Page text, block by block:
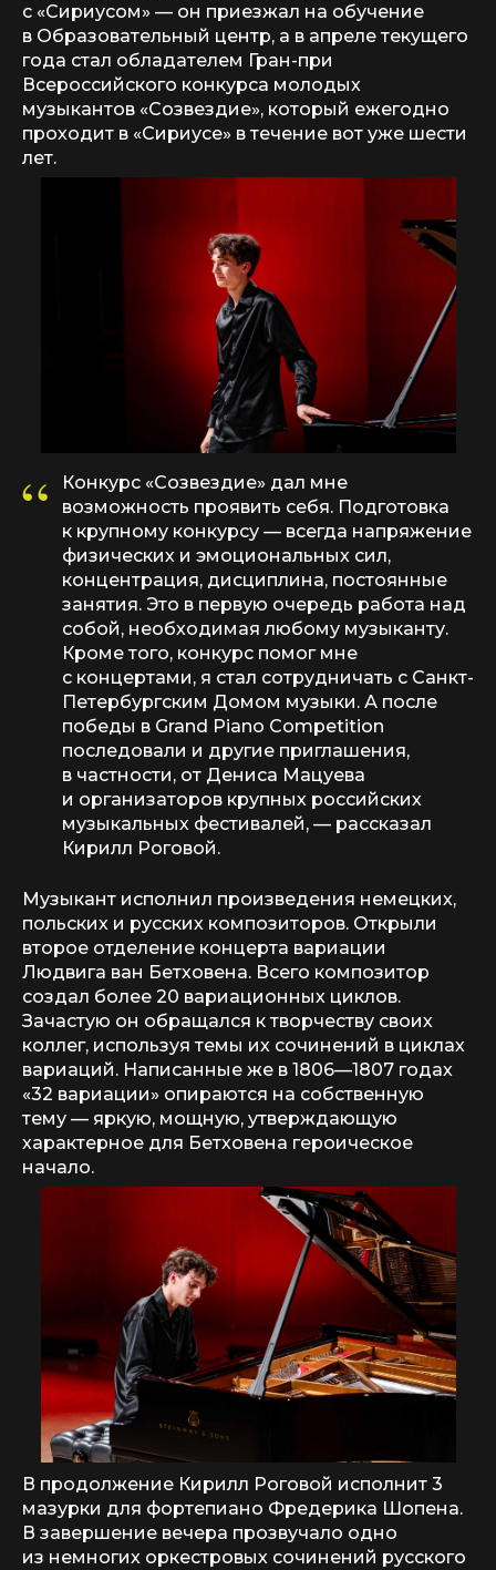
с «Сириусом» — он приезжал на обучение
в Образовательный центр, а в апреле текущего
года стал обладателем Гран-при
Всероссийского конкурса молодых
музыкантов «Созвездие», который ежегодно
проходит в «Сириусе» в течение вот уже шести
лет.
“
Конкурс «Созвездие» дал мне
возможность проявить себя. Подготовка
к крупному конкурсу — всегда напряжение
физических и эмоциональных сил,
концентрация, дисциплина, постоянные
занятия. Это в первую очередь работа над
собой, необходимая любому музыканту.
Кроме того, конкурс помог мне
с концертами, я стал сотрудничать с Санкт-
Петербургским Домом музыки. А после
победы в Grand Piano Competition
последовали и другие приглашения,
в частности, от Дениса Мацуева
и организаторов крупных российских
музыкальных фестивалей, — рассказал
Кирилл Роговой.
Музыкант исполнил произведения немецких,
польских и русских композиторов. Открыли
второе отделение концерта вариации
Людвига ван Бетховена. Всего композитор
создал более 20 вариационных циклов.
Зачастую он обращался к творчеству своих
коллег, используя темы их сочинений в циклах
вариаций. Написанные же в 1806—1807 годах
«32 вариации» опираются на собственную
тему — яркую, мощную, утверждающую
характерное для Бетховена героическое
начало.
В продолжение Кирилл Роговой исполнит 3
мазурки для фортепиано Фредерика Шопена.
В завершение вечера прозвучало одно
из немногих оркестровых сочинений русского